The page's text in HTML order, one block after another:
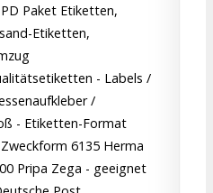
Paket Etiketten,
Etiketten,
- Labels /
/
- Etiketten-Format
6135 Herma
Pripa Zega - geeignet